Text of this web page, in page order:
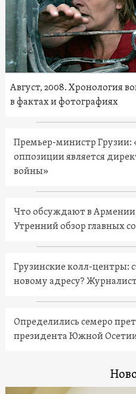
Август, 2008. Хронология
в фактах и фотографиях
Премьер-министр
оппозиции является
войны»
Что обсуждают в
Утренний обзор главных
Грузинские колл-центры:
новому адресу?
Определились семеро
президента Южной